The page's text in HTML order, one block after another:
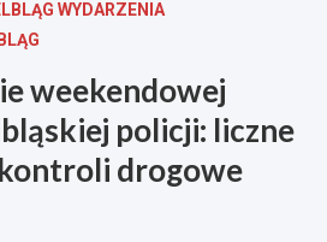
WYDARZENIA
weekendowej
policji: liczne
drogowe